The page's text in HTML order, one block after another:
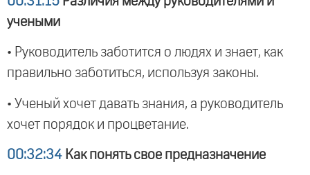
учеными
• Руководитель заботится о людях и знает, как
правильно заботиться, используя законы.
• Ученый хочет давать знания, а руководитель
хочет порядок и процветание.
00:32:34 Как понять свое предназначение